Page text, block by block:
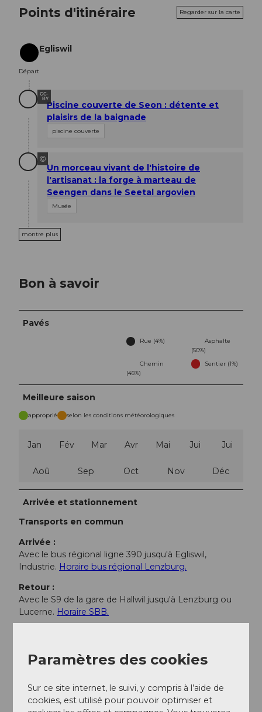
Points d'itinéraire Regarder sur la carte
Départ
Départ
Egliswil
CC-
BY
Piscine couverte de Seon : détente et
plaisirs de la baignade
piscine couverte
©
Un morceau vivant de l'histoire de
l'artisanat : la forge à marteau de
Seengen dans le Seetal argovien
Musée
montre plus
Bon à savoir
Pavés
Rue (4%)
Asphalte
(50%)
Chemin
(45%)
Sentier (1%)
Meilleure saison
approprié selon les conditions météorologiques
Jan Fév Mar Avr Mai Jui Jui
Aoû Sep Oct Nov Déc
Arrivée et stationnement
Transports en commun
Arrivée :
Avec le bus régional ligne 390 jusqu'à Egliswil,
Industrie. Horaire bus régional Lenzburg.
Retour :
Avec le S9 de la gare de Hallwil jusqu'à Lenzburg ou
Lucerne. Horaire SBB.
Hoflade i dr Engi,Engestrasse 3, 5704 Egliswil
Exploitation Eichberg et boutique bio,
Paramètres des cookies
Sur ce site internet, le suivi, y compris à l’aide de
cookies, est utilisé pour pouvoir optimiser et